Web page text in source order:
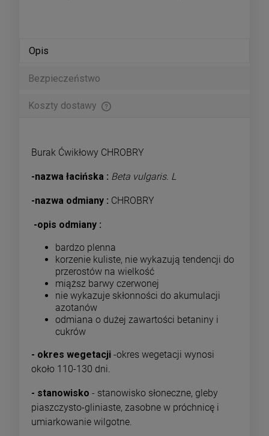
Opis
Bezpieczeństwo
Koszty dostawy
Burak Ćwikłowy CHROBRY
-nazwa łacińska : Beta vulgaris. L
-nazwa odmiany : CHROBRY
-opis odmiany :
bardzo plenna
korzenie kuliste, nie wykazują tendencji do
przerostów na wielkość
miąższ barwy czerwonej
nie wykazuje skłonności do akumulacji
azotanów
odmiana o dużej zawartości betaniny i
cukrów
- okres wegetacji -okres wegetacji wynosi
około 110-130 dni.
- stanowisko - stanowisko słoneczne, gleby
piaszczysto-gliniaste, zasobne w próchnicę i
umiarkowanie wilgotne.